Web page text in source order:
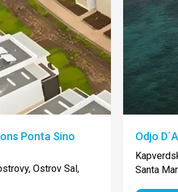
Ponta Sino
Ostrov Sal,
Odjo
Santa